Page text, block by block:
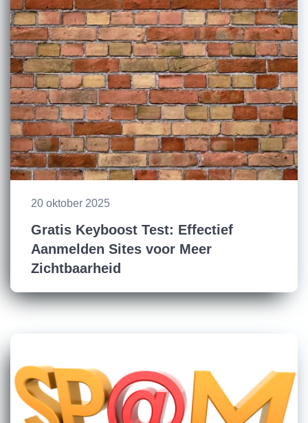
20 oktober 2025
Gratis Keyboost Test: Effectief
Aanmelden Sites voor Meer
Zichtbaarheid